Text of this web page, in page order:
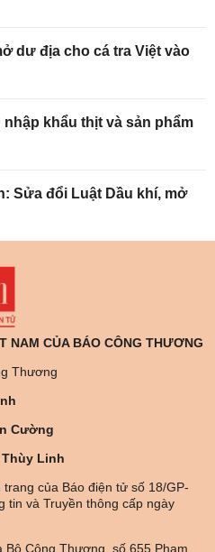
dư địa cho cá tra Việt vào
khẩu thịt và sản phẩm
Sửa đổi Luật Dầu khí, mở
NAM CỦA BÁO CÔNG THƯƠNG
Thương
Cường
Linh
của Báo điện tử số 18/GP-
tin và Truyền thông cấp ngày
Công Thương, số 655 Phạm